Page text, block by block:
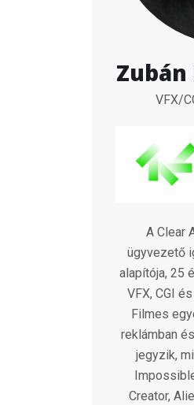
VFX/
A Clear
ügyvezető
alapítója, 25
VFX, CGI
Filmes
reklámban
jegyzik,
Creator,